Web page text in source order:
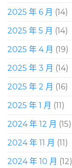
2025 年 6 月 (14)
2025 年 5 月 (14)
2025 年 4 月 (19)
2025 年 3 月 (14)
2025 年 2 月 (16)
2025 年 1 月 (11)
2024 年 12 月 (15)
2024 年 11 月 (11)
2024 年 10 月 (12)